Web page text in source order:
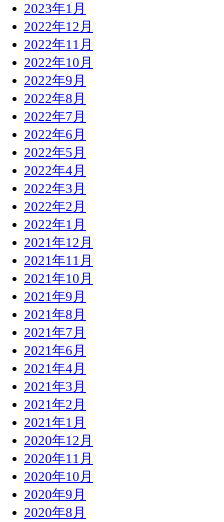
2023年1月
2022年12月
2022年11月
2022年10月
2022年9月
2022年8月
2022年7月
2022年6月
2022年5月
2022年4月
2022年3月
2022年2月
2022年1月
2021年12月
2021年11月
2021年10月
2021年9月
2021年8月
2021年7月
2021年6月
2021年4月
2021年3月
2021年2月
2021年1月
2020年12月
2020年11月
2020年10月
2020年9月
2020年8月